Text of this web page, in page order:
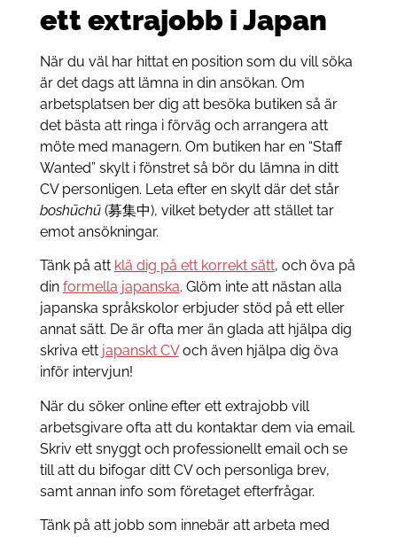
ett extrajobb i Japan
När du väl har hittat en position som du vill söka
är det dags att lämna in din ansökan. Om
arbetsplatsen ber dig att besöka butiken så är
det bästa att ringa i förväg och arrangera att
möte med managern. Om butiken har en “Staff
Wanted” skylt i fönstret så bör du lämna in ditt
CV personligen. Leta efter en skylt där det står
boshūchū(募集中), vilket betyder att stället tar
emot ansökningar.
Tänk på att klä dig på ett korrekt sätt, och öva på
din formella japanska. Glöm inte att nästan alla
japanska språkskolor erbjuder stöd på ett eller
annat sätt. De är ofta mer än glada att hjälpa dig
skriva ett japanskt CVoch även hjälpa dig öva
inför intervjun!
När du söker online efter ett extrajobb vill
arbetsgivare ofta att du kontaktar dem via email.
Skriv ett snyggt och professionellt email och se
till att du bifogar ditt CV och personliga brev,
samt annan info som företaget efterfrågar.
Tänk på att jobb som innebär att arbeta med